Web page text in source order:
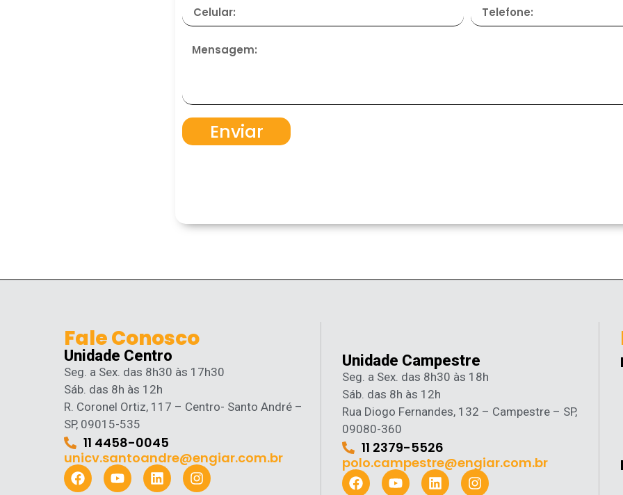
Enviar
Fale Conosco
Unidade Centro
Seg. a Sex. das 8h30 às 17h30
Sáb. das 8h às 12h
R. Coronel Ortiz, 117 – Centro- Santo André –
SP, 09015-535
11 4458-0045
unicv.santoandre@engiar.com.br
Unidade Campestre
Seg. a Sex. das 8h30 às 18h
Sáb. das 8h às 12h
Rua Diogo Fernandes, 132 – Campestre – SP,
09080-360
11 2379-5526
polo.campestre@engiar.com.br